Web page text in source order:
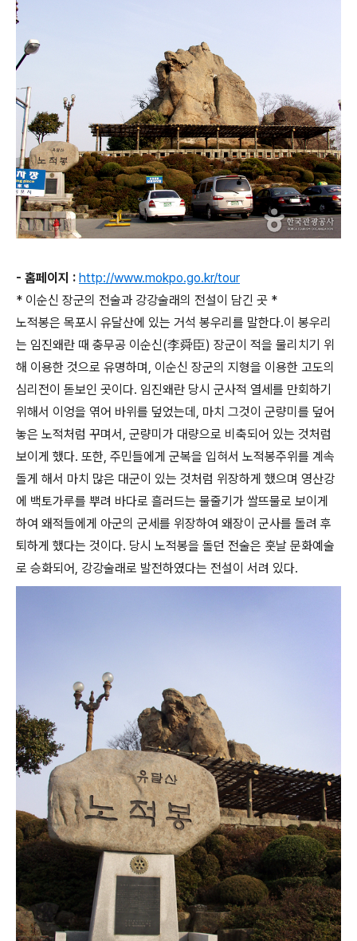
- 홈페이지 : http://www.mokpo.go.kr/tour
* 이순신 장군의 전술과 강강술래의 전설이 담긴 곳 *
노적봉은 목포시 유달산에 있는 거석 봉우리를 말한다.이 봉우리
는 임진왜란 때 충무공 이순신(李舜臣) 장군이 적을 물리치기 위
해 이용한 것으로 유명하며, 이순신 장군의 지형을 이용한 고도의
심리전이 돋보인 곳이다. 임진왜란 당시 군사적 열세를 만회하기
위해서 이엉을 엮어 바위를 덮었는데, 마치 그것이 군량미를 덮어
놓은 노적처럼 꾸며서, 군량미가 대량으로 비축되어 있는 것처럼
보이게 했다. 또한, 주민들에게 군복을 입혀서 노적봉주위를 계속
돌게 해서 마치 많은 대군이 있는 것처럼 위장하게 했으며 영산강
에 백토가루를 뿌려 바다로 흘러드는 물줄기가 쌀뜨물로 보이게
하여 왜적들에게 아군의 군세를 위장하여 왜장이 군사를 돌려 후
퇴하게 했다는 것이다. 당시 노적봉을 돌던 전술은 훗날 문화예술
로 승화되어, 강강술래로 발전하였다는 전설이 서려 있다.